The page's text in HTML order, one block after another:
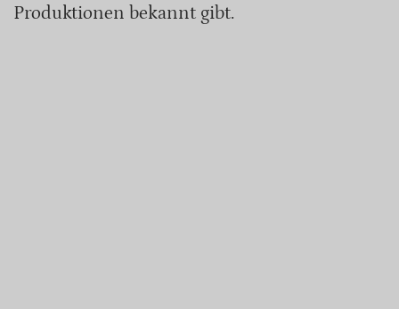
Produktionen bekannt gibt.